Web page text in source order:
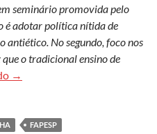
seminário promovida pelo
é adotar política nítida de
antiético. No segundo, foco nos
o tradicional ensino de
Falta de orientação sobre
→
FAPESP